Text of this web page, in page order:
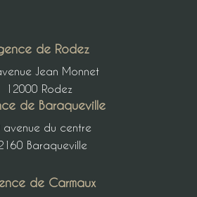
de Rodez
Jean Monnet
12000 Rodez
de Baraqueville
avenue du centre
Baraqueville
de Carmaux